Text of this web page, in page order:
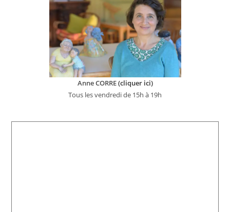
Anne CORRE(cliquer ici)
Tous les vendredi de 15h à 19h